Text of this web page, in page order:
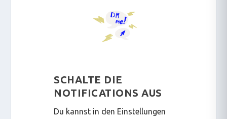
SCHALTE DIE
NOTIFICATIONS AUS
Du kannst in den Einstellungen